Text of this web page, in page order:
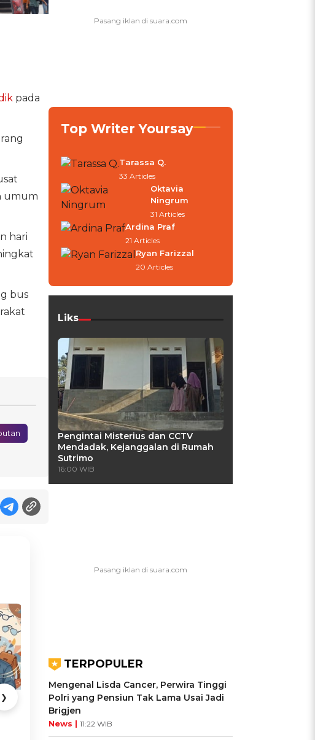
pada
umum
hari
bus
KUIS: Sepatu Mana yang
Cocok dengan
❯
Top Writer Yoursay
Tarassa Q.
33 Articles
Oktavia
Ningrum
31 Articles
Ardina Praf
21 Articles
Ryan Farizzal
20 Articles
Liks
Pengintai Misterius dan CCTV
Mendadak, Kejanggalan di Rumah
Sutrimo
16:00 WIB
TERPOPULER
Mengenal Lisda Cancer, Perwira Tinggi
Polri yang Pensiun Tak Lama Usai Jadi
Brigjen
News | 11:22 WIB